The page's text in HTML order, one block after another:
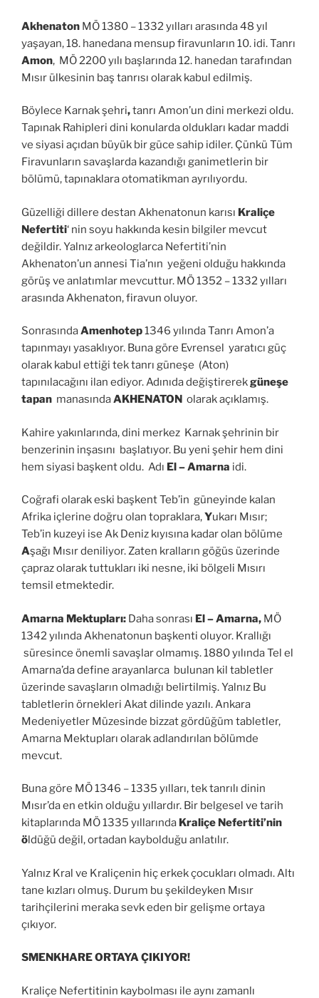
Akhenaton MÖ 1380 – 1332 yılları arasında 48 yıl
yaşayan, 18. hanedana mensup firavunların 10. idi. Tanrı
Amon, MÖ 2200 yılı başlarında 12. hanedan tarafından
Mısır ülkesinin baş tanrısı olarak kabul edilmiş.
Böylece Karnak şehri,tanrı Amon’un dini merkezi oldu.
Tapınak Rahipleri dini konularda oldukları kadar maddi
ve siyasi açıdan büyük bir güce sahip idiler. Çünkü Tüm
Firavunların savaşlarda kazandığı ganimetlerin bir
bölümü, tapınaklara otomatikman ayrılıyordu.
Güzelliği dillere destan Akhenatonun karısı Kraliçe
Nefertiti‘ nin soyu hakkında kesin bilgiler mevcut
değildir. Yalnız arkeologlarca Nefertiti’nin
Akhenaton’un annesi Tia’nın yeğeni olduğu hakkında
görüş ve anlatımlar mevcuttur. MÖ 1352 – 1332 yılları
arasında Akhenaton, firavun oluyor.
SonrasındaAmenhotep1346 yılında Tanrı Amon’a
tapınmayı yasaklıyor. Buna göre Evrensel yaratıcı güç
olarak kabul ettiği tek tanrı güneşe (Aton)
tapınılacağını ilan ediyor. Adınıda değiştirerekgüneşe
tapan manasındaAKHENATON olarak açıklamış.
Kahire yakınlarında, dini merkez Karnak şehrinin bir
benzerinin inşasını başlatıyor. Bu yeni şehir hem dini
hem siyasi başkent oldu. Adı El – Amarna idi.
Coğrafi olarak eski başkent Teb’in güneyinde kalan
Afrika içlerine doğru olan topraklara,Yukarı Mısır;
Teb’in kuzeyi ise Ak Deniz kıyısına kadar olan bölüme
Aşağı Mısır deniliyor. Zaten kralların göğüs üzerinde
çapraz olarak tuttukları iki nesne, iki bölgeli Mısırı
temsil etmektedir.
Amarna Mektupları: Daha sonrası El – Amarna, MÖ
1342 yılında Akhenatonun başkenti oluyor. Krallığı
süresince önemli savaşlar olmamış. 1880 yılında Tel el
Amarna’da define arayanlarca bulunan kil tabletler
üzerinde savaşların olmadığı belirtilmiş. Yalnız Bu
tabletlerin örnekleri Akat dilinde yazılı. Ankara
Medeniyetler Müzesinde bizzat gördüğüm tabletler,
Amarna Mektupları olarak adlandırılan bölümde
mevcut.
Buna göre MÖ 1346 – 1335 yılları,tek tanrılı dinin
Mısır’da en etkin olduğu yıllardır. Bir belgesel ve tarih
kitaplarında MÖ 1335 yıllarında Kraliçe Nefertiti’nin
öldüğü değil, ortadan kaybolduğu anlatılır.
Yalnız Kral ve Kraliçenin hiç erkek çocukları olmadı. Altı
tane kızları olmuş. Durum bu şekildeyken Mısır
tarihçilerini meraka sevk eden bir gelişme ortaya
çıkıyor.
SMENKHARE ORTAYA ÇIKIYOR!
Kraliçe Nefertitinin kaybolması ile aynı zamanlı